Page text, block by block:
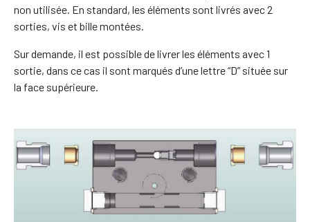
non utilisée. En standard, les éléments sont livrés avec 2
sorties, vis et bille montées.
Sur demande, il est possible de livrer les éléments avec 1
sortie, dans ce cas il sont marqués d’une lettre “D” située sur
la face supérieure.